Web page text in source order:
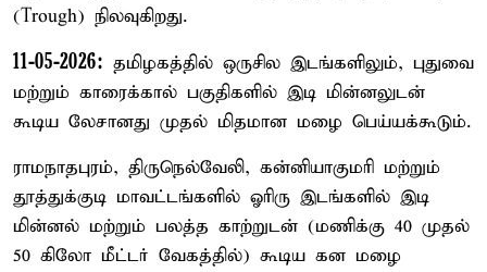
(Trough) நிலவுகிறது.
11-05-2026: தமிழகத்தில் ஒருசில இடங்களிலும், புதுவை
மற்றும் காரைக்கால் பகுதிகளில் இடி மின்னலுடன்
கூடிய லேசானது முதல் மிதமான மழை பெய்யக்கூடும்.
ராமநாதபுரம், திருநெல்வேலி, கன்னியாகுமரி மற்றும்
தூத்துக்குடி மாவட்டங்களில் ஓரிரு இடங்களில் இடி
மின்னல் மற்றும் பலத்த காற்றுடன் (மணிக்கு 40 முதல்
50 கிலோ மீட்டர் வேகத்தில்) கூடிய கன மழை